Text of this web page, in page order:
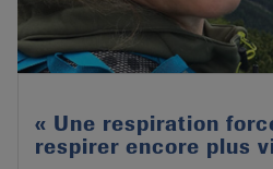
« Une respiration
respirer encore plus